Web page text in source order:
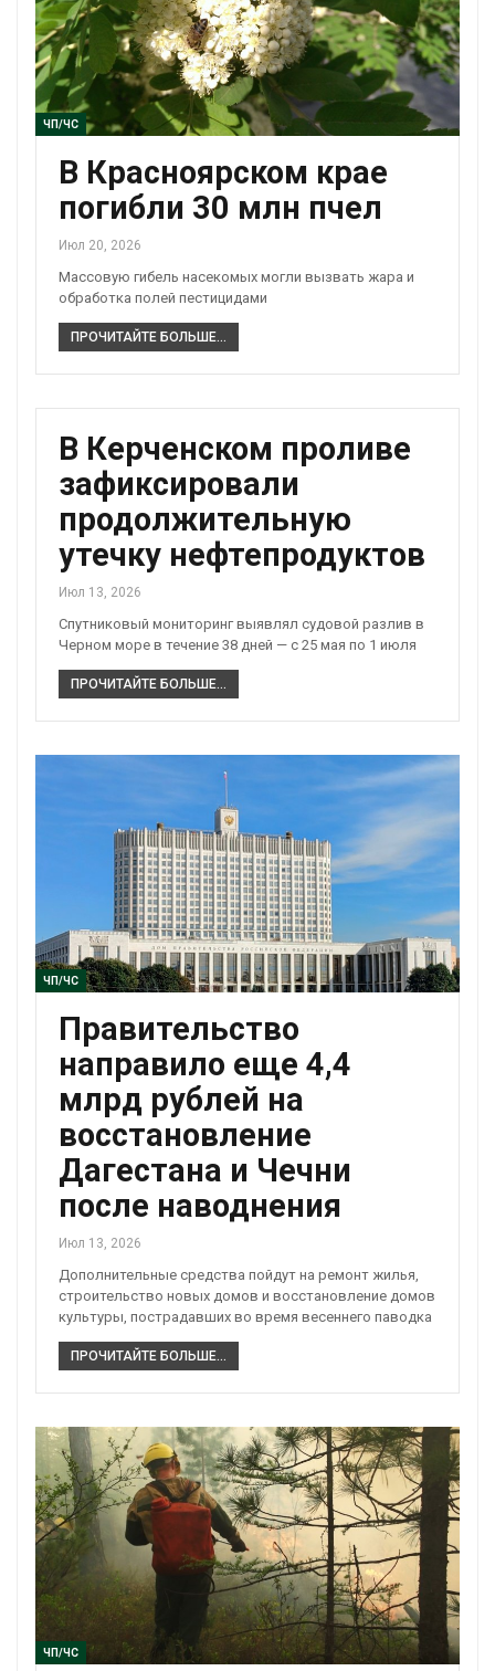
ЧП/ЧС
В Красноярском крае
погибли 30 млн пчел
Июл 20, 2026
Массовую гибель насекомых могли вызвать жара и
обработка полей пестицидами
ПРОЧИТАЙТЕ БОЛЬШЕ...
В Керченском проливе
зафиксировали
продолжительную
утечку нефтепродуктов
Июл 13, 2026
Спутниковый мониторинг выявлял судовой разлив в
Черном море в течение 38 дней — с 25 мая по 1 июля
ПРОЧИТАЙТЕ БОЛЬШЕ...
ЧП/ЧС
Правительство
направило еще 4,4
млрд рублей на
восстановление
Дагестана и Чечни
после наводнения
Июл 13, 2026
Дополнительные средства пойдут на ремонт жилья,
строительство новых домов и восстановление домов
культуры, пострадавших во время весеннего паводка
ПРОЧИТАЙТЕ БОЛЬШЕ...
ЧП/ЧС